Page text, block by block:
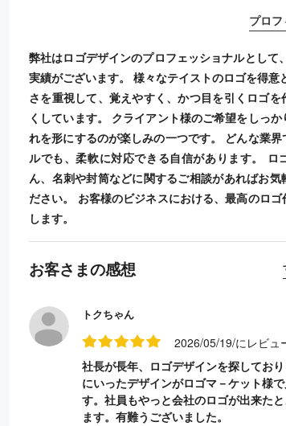
プロ
弊社はロゴデザインのプロフェッショナルとして
実績がございます。 様々なテイストのロゴを得意
さを重視して、覚えやすく、かつ目を引くロゴ
くしています。 クライアント様のご希望をしっ
れを形にするのが楽しみの一つです。 どんな業界
ルでも、柔軟に対応できる自信があります。 ロ
ん、名刺や封筒などに関するご相談があればお気
ださい。 お客様のビジネスにおける、最高のロ
します。
お客さまの感想
トクちゃん
2026/05/19/にレビュ
社長が長年、ロゴデザインを探してお
にいったデザインがロゴマ－ケット様
す。社員もやっと会社のロゴが出来た
ます。有難うございました。